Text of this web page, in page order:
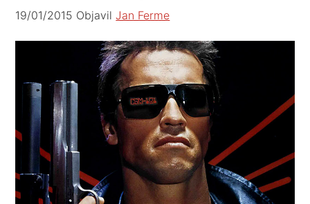
19/01/2015 ObjavilJan Ferme